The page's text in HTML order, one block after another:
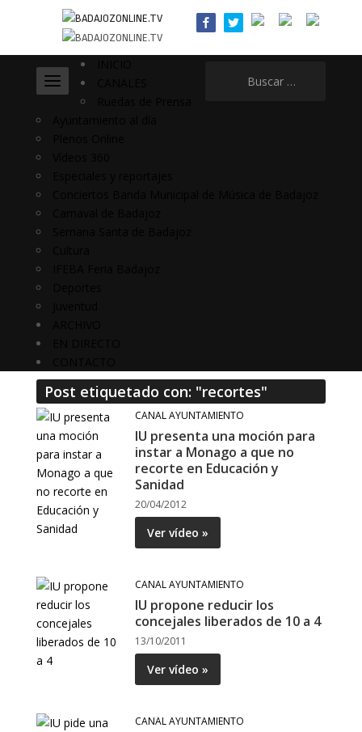
Post etiquetado con: "recortes"
CANAL AYUNTAMIENTO
IU presenta una moción para
instar a Monago a que no
recorte en Educación y
Sanidad
20/04/2012
Ver vídeo »
CANAL AYUNTAMIENTO
IU propone reducir los
concejales liberados de 10 a 4
13/10/2011
Ver vídeo »
CANAL AYUNTAMIENTO